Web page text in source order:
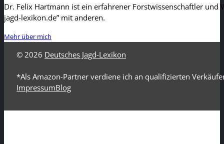
Dr. Felix Hartmann ist ein erfahrener Forstwissenschaftler und
jagd-lexikon.de” mit anderen.
Mehr über mich
© 2026 Deutsches Jagd-Lexikon
*Als Amazon-Partner verdiene ich an qualifizierten
ImpressumBlog